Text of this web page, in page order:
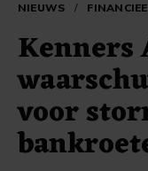
NIEUWS /
Kenners
voor